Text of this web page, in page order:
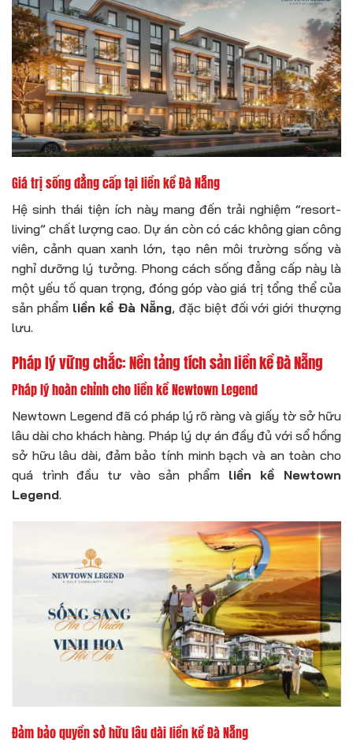
Giá trị sống đẳng cấp tại liền kề Đà Nẵng
Hệ sinh thái tiện ích này mang đến trải nghiệm “resort-
living” chất lượng cao. Dự án còn có các không gian công
viên, cảnh quan xanh lớn, tạo nên môi trường sống và
nghỉ dưỡng lý tưởng. Phong cách sống đẳng cấp này là
một yếu tố quan trọng, đóng góp vào giá trị tổng thể của
sản phẩm liền kề Đà Nẵng, đặc biệt đối với giới thượng
lưu.
Pháp lý vững chắc: Nền tảng tích sản liền kề Đà Nẵng
Pháp lý hoàn chỉnh cho liền kề Newtown Legend
Newtown Legend đã có pháp lý rõ ràng và giấy tờ sở hữu
lâu dài cho khách hàng. Pháp lý dự án đầy đủ với sổ hồng
sở hữu lâu dài, đảm bảo tính minh bạch và an toàn cho
quá trình đầu tư vào sản phẩm liền kề Newtown
Legend.
Đảm bảo quyền sở hữu lâu dài liền kề Đà Nẵng